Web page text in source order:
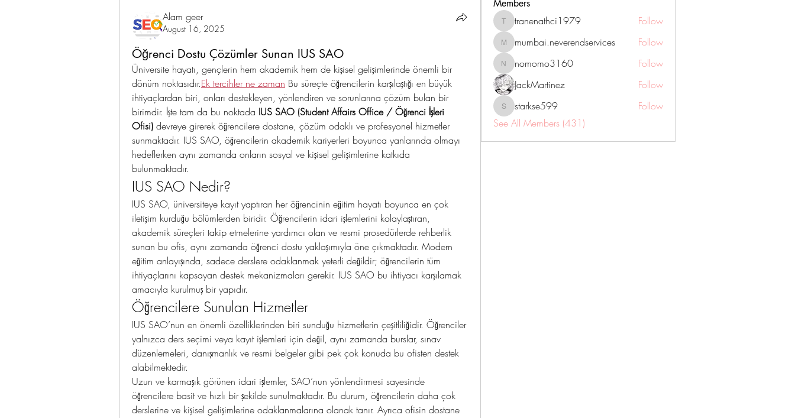
Alam geer
August 16, 2025
Öğrenci Dostu Çözümler Sunan IUS SAO
Üniversite hayatı, gençlerin hem akademik hem de kişisel gelişimlerinde önemli bir
dönüm noktasıdır.Ek tercihler ne zaman Bu süreçte öğrencilerin karşılaştığı en büyük
ihtiyaçlardan biri, onları destekleyen, yönlendiren ve sorunlarına çözüm bulan bir
birimdir. İşte tam da bu noktada IUS SAO (Student Affairs Office / Öğrenci İşleri
Ofisi) devreye girerek öğrencilere dostane, çözüm odaklı ve profesyonel hizmetler
sunmaktadır. IUS SAO, öğrencilerin akademik kariyerleri boyunca yanlarında olmayı
hedeflerken aynı zamanda onların sosyal ve kişisel gelişimlerine katkıda
bulunmaktadır.
IUS SAO Nedir?
IUS SAO, üniversiteye kayıt yaptıran her öğrencinin eğitim hayatı boyunca en çok
iletişim kurduğu bölümlerden biridir. Öğrencilerin idari işlemlerini kolaylaştıran,
akademik süreçleri takip etmelerine yardımcı olan ve resmi prosedürlerde rehberlik
sunan bu ofis, aynı zamanda öğrenci dostu yaklaşımıyla öne çıkmaktadır. Modern
eğitim anlayışında, sadece derslere odaklanmak yeterli değildir; öğrencilerin tüm
ihtiyaçlarını kapsayan destek mekanizmaları gerekir. IUS SAO bu ihtiyacı karşılamak
amacıyla kurulmuş bir yapıdır.
Öğrencilere Sunulan Hizmetler
IUS SAO’nun en önemli özelliklerinden biri sunduğu hizmetlerin çeşitliliğidir. Öğrenciler
yalnızca ders seçimi veya kayıt işlemleri için değil, aynı zamanda burslar, sınav
düzenlemeleri, danışmanlık ve resmi belgeler gibi pek çok konuda bu ofisten destek
alabilmektedir.
Uzun ve karmaşık görünen idari işlemler, SAO’nun yönlendirmesi sayesinde
öğrencilere basit ve hızlı bir şekilde sunulmaktadır. Bu durum, öğrencilerin daha çok
derslerine ve kişisel gelişimlerine odaklanmalarına olanak tanır. Ayrıca ofisin dostane
Members
tranenathci1979
tranenathci1979 Follow
mumbai.neverendservices
mumbai.neverendservices Follow
nomomo3160
nomomo3160
Follow
JackMartinez
Follow
starkse599
starkse599
Follow
See All Members (431)